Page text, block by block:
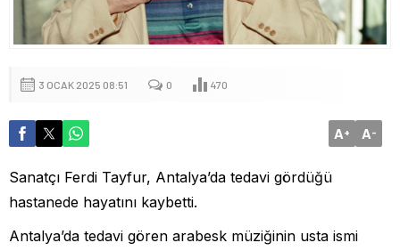
3 OCAK 2025 08:51 0 470
A+ A-
Sanatçı Ferdi Tayfur, Antalya’da tedavi gördüğü
hastanede hayatını kaybetti.
Antalya’da tedavi gören arabesk müziğinin usta ismi